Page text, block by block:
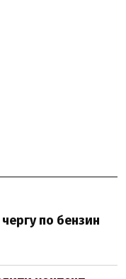
по бензин